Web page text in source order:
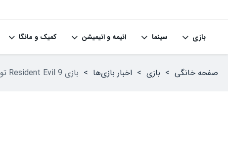
بازی سینما انیمه و انیمیشن کمیک و مانگا
صفحه خانگی > بازی > اخبار بازی‌ها > بازی Resident Evil 9 توسط کارگردان Resident Evil 7 ساخته می‌شود